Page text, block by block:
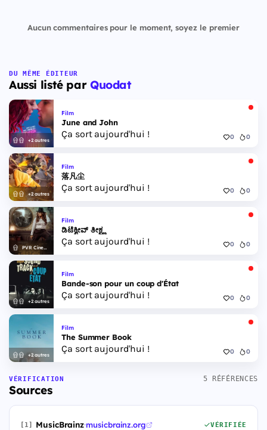
Aucun commentaires pour le moment, soyez le premier
DU MÊME ÉDITEUR
Aussi listé par Quodat
+2 autres
Film
June and John
Ça sort aujourd'hui ! 0 0
+2 autres
Film
落凡尘
Ça sort aujourd'hui ! 0 0
PVR Cinemas
Film
ಡಿಟೆಕ್ವೀವ್ ತೀಕ್ಷ್ಣ
Ça sort aujourd'hui ! 0 0
+2 autres
Film
Bande-son pour un coup d'État
Ça sort aujourd'hui ! 0 0
+2 autres
Film
The Summer Book
Ça sort aujourd'hui ! 0 0
VÉRIFICATION
Sources
5 RÉFÉRENCES
[1] MusicBrainz·musicbrainz.org VÉRIFIÉE